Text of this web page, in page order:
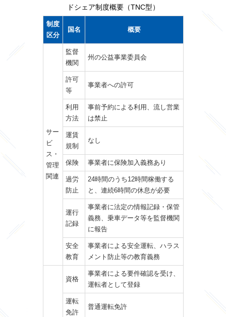
ドシェア制度概要（TNC型）
制度
区分
国名 概要
サー
ビ
ス・
管理
関連
監督
機関
州の公益事業委員会
許可
等
事業者への許可
利用
方法
事前予約による利用、流し営業
は禁止
運賃
規制
なし
保険 事業者に保険加入義務あり
過労
防止
24時間のうち12時間稼働する
と、連続6時間の休息が必要
運行
記録
事業者に法定の情報記録・保管
義務、乗車データ等を監督機関
に報告
安全
教育
事業者による安全運転、ハラス
メント防止等の教育義務
資格
事業者による要件確認を受け、
運転者として登録
運転
免許
普通運転免許